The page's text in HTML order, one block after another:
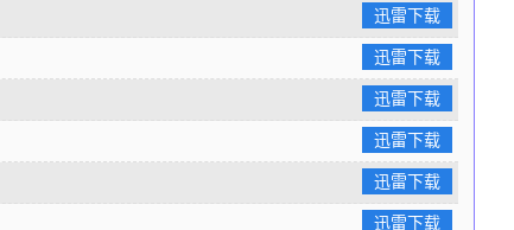
迅雷下载
迅雷下载
迅雷下载
迅雷下载
迅雷下载
迅雷下载